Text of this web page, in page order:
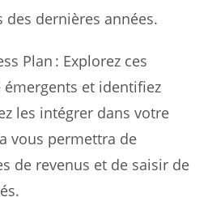
des dernières années.
Plan : Explorez ces
et identifiez
les intégrer dans votre
vous permettra de
de revenus et de saisir de